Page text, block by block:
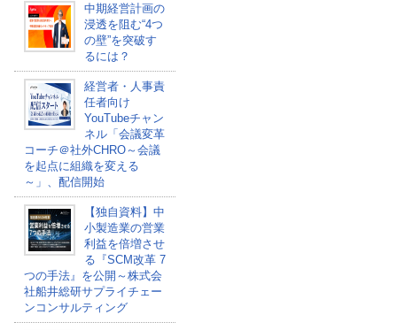
中期経営計画の
浸透を阻む“4つ
の壁”を突破す
るには？
経営者・人事責
任者向け
YouTubeチャン
ネル「会議変革
コーチ＠社外CHRO～会議
を起点に組織を変える
～」、配信開始
【独自資料】中
小製造業の営業
利益を倍増させ
る『SCM改革 7
つの手法』を公開～株式会
社船井総研サプライチェー
ンコンサルティング